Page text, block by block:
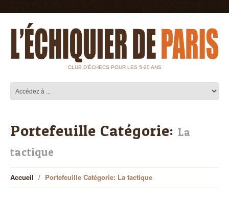
CLUB D'ÉCHECS POUR LES 5-20 ANS
Portefeuille Catégorie: La
tactique
Accueil Portefeuille Catégorie: La tactique